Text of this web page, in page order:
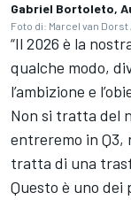
Gabriel Bortoleto,
Foto di: Marcel van
“Il 2026 è la
qualche modo,
l’ambizione e
Non si tratta del
entreremo in Q3,
tratta di una
Questo è uno